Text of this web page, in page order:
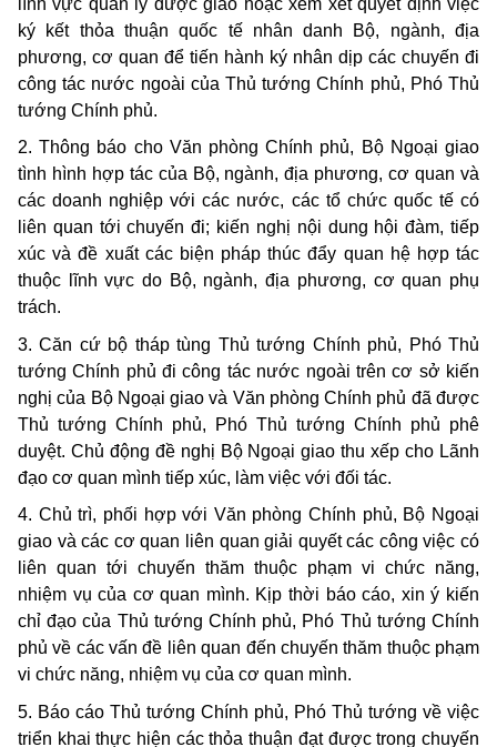
ký kết thỏa thuận quốc tế nhân danh Bộ, ngành, địa
phương, cơ quan để tiến hành ký nhân dịp các chuyến đi
công tác nước ngoài của Thủ tướng Chính phủ, Phó Thủ
tướng Chính phủ.
2. Thông báo cho Văn phòng Chính phủ, Bộ Ngoại giao
tình hình hợp tác của Bộ, ngành, địa phương, cơ quan và
các doanh nghiệp với các nước, các tổ chức quốc tế có
liên quan tới chuyến đi; kiến nghị nội dung hội đàm, tiếp
xúc và đề xuất các biện pháp thúc đẩy quan hệ hợp tác
thuộc lĩnh vực do Bộ, ngành, địa phương, cơ quan phụ
trách.
3. Căn cứ bộ tháp tùng Thủ tướng Chính phủ, Phó Thủ
tướng Chính phủ đi công tác nước ngoài trên cơ sở kiến
nghị của Bộ Ngoại giao và Văn phòng Chính phủ đã được
Thủ tướng Chính phủ, Phó Thủ tướng Chính phủ phê
duyệt. Chủ động đề nghị Bộ Ngoại giao thu xếp cho Lãnh
đạo cơ quan mình tiếp xúc, làm việc với đối tác.
4. Chủ trì, phối hợp với Văn phòng Chính phủ, Bộ Ngoại
giao và các cơ quan liên quan giải quyết các công việc có
liên quan tới chuyến thăm thuộc phạm vi chức năng,
nhiệm vụ của cơ quan mình. Kịp thời báo cáo, xin ý kiến
chỉ đạo của Thủ tướng Chính phủ, Phó Thủ tướng Chính
phủ về các vấn đề liên quan đến chuyến thăm thuộc phạm
vi chức năng, nhiệm vụ của cơ quan mình.
5. Báo cáo Thủ tướng Chính phủ, Phó Thủ tướng về việc
triển khai thực hiện các thỏa thuận đạt được trong chuyến